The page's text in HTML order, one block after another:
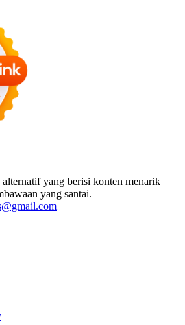
yang berisi konten menarik
yang santai.